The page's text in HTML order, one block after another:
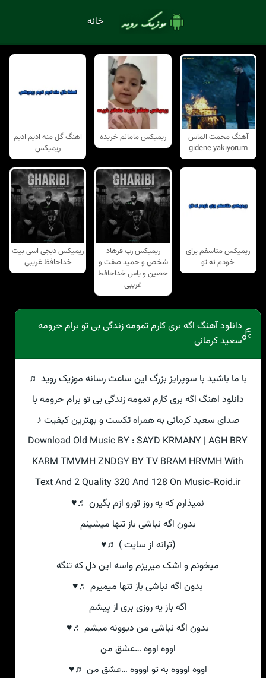
خانه
آهنگ محمت الماس
gidene yakıyorum
ریمیکس مامانم خریده
اهنگ گل منه ادیم ادیم
ریمیکس
ریمیکس متاسفم برای
خودم نه تو
ریمیکس رپ فرهاد
شخص و حمید صفت و
حصین و یاس خداحافظ
غریبی
ریمیکس دیجی اسی بیت
خداحافظ غریبی
دانلود آهنگ اگه بری کارم تمومه زندگی بی تو برام حرومه
سعید کرمانی
با ما باشید با سوپرایز بزرگ این ساعت رسانه موزیک روید ♬
دانلود اهنگ اگه بری کارم تمومه زندگی بی تو برام حرومه با
صدای سعید کرمانی به همراه تکست و بهترین کیفیت ♪
Download Old Music BY : SAYD KRMANY | AGH BRY
KARM TMVMH ZNDGY BY TV BRAM HRVMH With
Text And 2 Quality 320 And 128 On Music-Roid.ir
نمیذارم که یه روز تورو ازم بگیرن ♬♥
بدون اگه نباشی باز تنها میشینم
(ترانه از سایت ) ♬♥
میخونم و اشک میریزم واسه این دل که تنگه
بدون اگه نباشی باز تنها میمیرم ♬♥
اگه باز یه روزی بری از پیشم
بدون اگه نباشی من دیوونه میشم ♬♥
اووه اووه …عشق من
اووه اوووه به تو اوووه …عشق من ♬♥